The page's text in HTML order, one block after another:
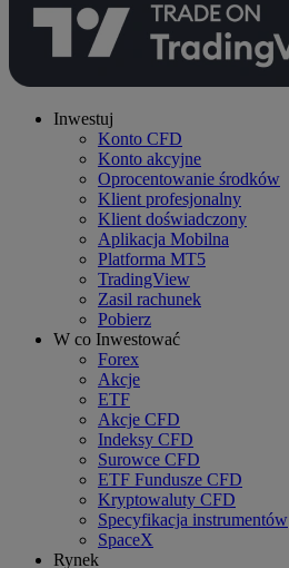
Inwestuj
Konto CFD
Konto akcyjne
Oprocentowanie środków
Klient profesjonalny
Klient doświadczony
Aplikacja Mobilna
Platforma MT5
TradingView
Zasil rachunek
Pobierz
W co Inwestować
Forex
Akcje
ETF
Akcje CFD
Indeksy CFD
Surowce CFD
ETF Fundusze CFD
Kryptowaluty CFD
Specyfikacja instrumentów
SpaceX
Rynek